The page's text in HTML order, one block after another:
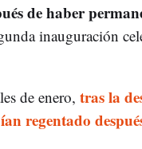
de haber
inauguración
de enero, tras la
regentado